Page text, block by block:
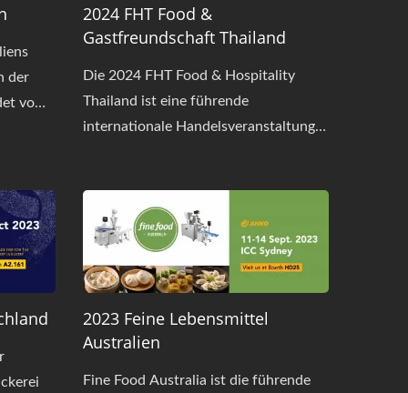
der
vom
2024 FHT Food &
Gastfreundschaft Thailand
Die 2024 FHT Food & Hospitality
Thailand ist eine führende
internationale Handelsveranstaltung
Ausstellung bietet eine dynamische
Plattform für Fachleute der
Lebensmittel- und Getränkeindustrie,
des Gastgewerbes und vieler
2023 Feine Lebensmittel
Australien
Fine Food Australia ist die führende